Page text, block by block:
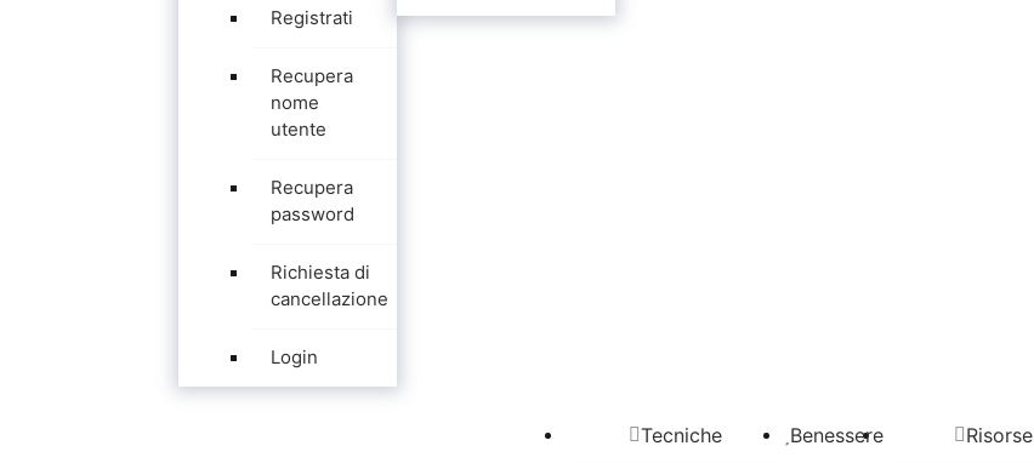
Registrati
Recupera
nome
utente
Recupera
password
Richiesta di
cancellazione
Login
Tecniche Benessere Risorse